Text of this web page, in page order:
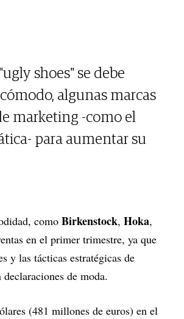
shoes" se debe
algunas marcas
marketing -como el
para aumentar su
como Birkenstock, Hoka,
en el primer trimestre, ya que
y las tácticas estratégicas de
de moda.
(481 millones de euros) en el